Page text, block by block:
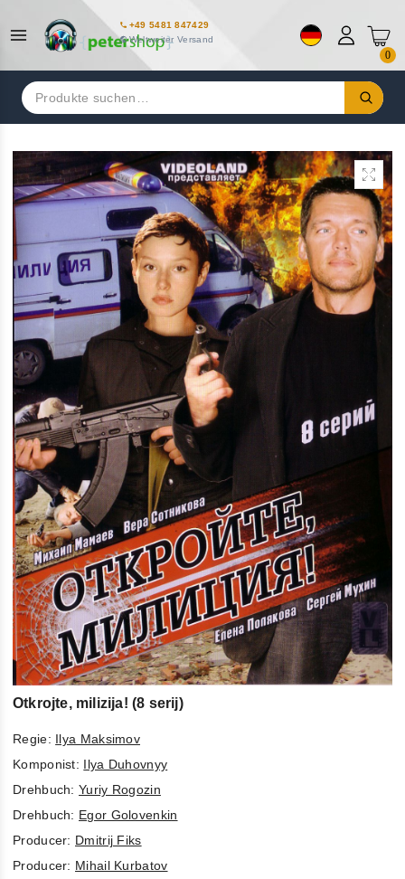
+49 5481 847429
Weltweiter Versand
0
Suchen
nach:
Otkrojte, milizija! (8 serij)
Regie: Ilya Maksimov
Komponist: Ilya Duhovnyy
Drehbuch:Yuriy Rogozin
Drehbuch: Egor Golovenkin
Producer: Dmitrij Fiks
Producer: Mihail Kurbatov